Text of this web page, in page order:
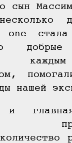
сын
стала
добрые
нашей
и